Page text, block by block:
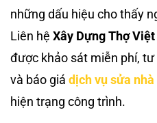
những dấu hiệu cho thấy
Liên hệ Xây Dựng Thợ Việt
được khảo sát miễn phí,
và báo giá dịch vụ sửa
hiện trạng công trình.